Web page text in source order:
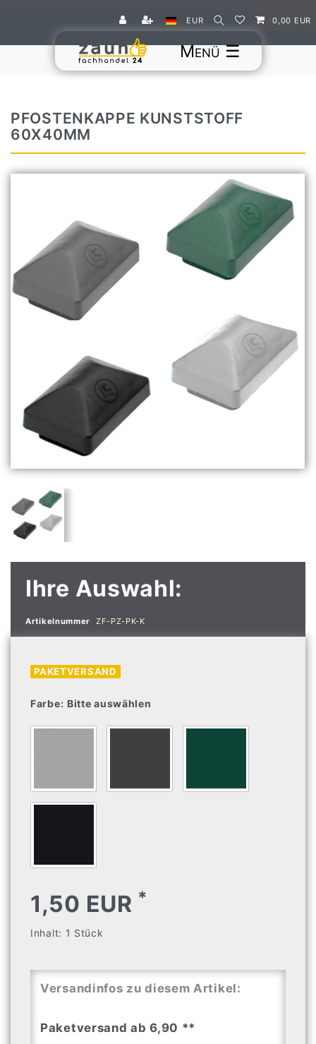
EUR 0,00 EUR
☰
PFOSTENKAPPE KUNSTSTOFF
60X40MM
Ihre Auswahl:
Artikelnummer ZF-PZ-PK-K
PAKETVERSAND
Farbe: Bitte auswählen
1,50 EUR *
Inhalt: 1 Stück
Versandinfos zu diesem Artikel:
Paketversand ab 6,90 **